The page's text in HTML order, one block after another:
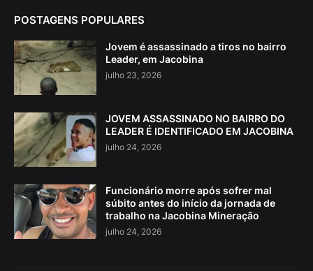
POSTAGENS POPULARES
Jovem é assassinado a tiros no bairro
Leader, em Jacobina
julho 23, 2026
JOVEM ASSASSINADO NO BAIRRO DO
LEADER É IDENTIFICADO EM JACOBINA
julho 24, 2026
Funcionário morre após sofrer mal
súbito antes do início da jornada de
trabalho na Jacobina Mineração
julho 24, 2026